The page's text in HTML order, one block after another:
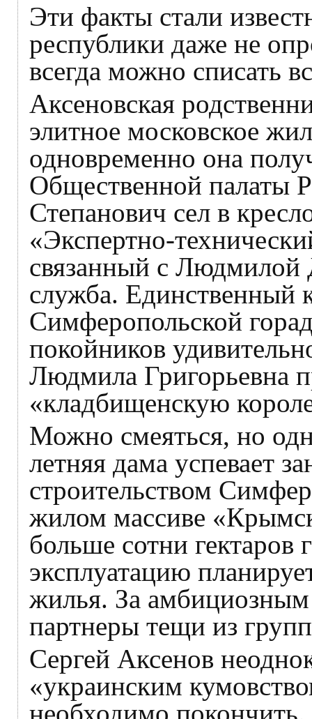
Эти факты стали
республики даже не
всегда можно списать
Аксеновская
элитное московское
одновременно она
Общественной палаты
Степанович сел в
«Экспертно-
связанный с
служба. Единственный
Симферопольской
покойников
Людмила Григорьевна
«кладбищенскую
Можно смеяться, но
летняя дама успевает
строительством
жилом массиве
больше сотни гектаров
эксплуатацию
жилья. За амбициозным
партнеры тещи из
Сергей Аксенов
«украинским
необходимо